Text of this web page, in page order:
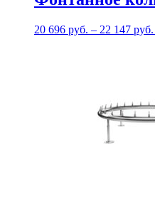
20 696 руб. – 22 147 руб.